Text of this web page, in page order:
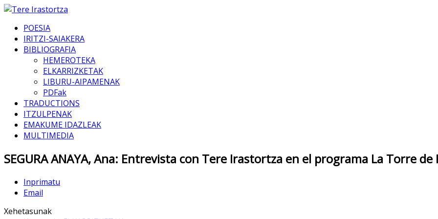
POESIA
IRITZI-SAIAKERA
BIBLIOGRAFIA
HEMEROTEKA
ELKARRIZKETAK
LIBURU-AIPAMENAK
PDFak
TRADUCTIONS
ITZULPENAK
EMAKUME IDAZLEAK
MULTIMEDIA
SEGURA ANAYA, Ana: Entrevista con Tere Irastortza en el programa La Torre de
Inprimatu
Email
Xehetasunak